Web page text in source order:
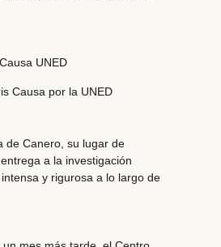
Causa por la UNED
de Canero, su lugar de
entrega a la investigación
y rigurosa a lo largo de